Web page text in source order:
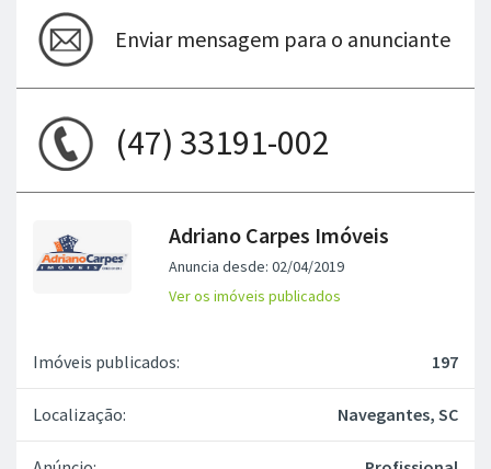
Enviar mensagem para o anunciante
(47) 33191-002
Adriano Carpes Imóveis
Anuncia desde: 02/04/2019
Ver os imóveis publicados
Imóveis publicados: 197
Localização: Navegantes, SC